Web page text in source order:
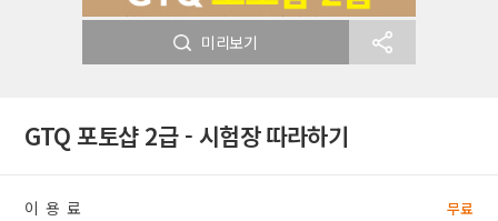
미리보기
GTQ 포토샵 2급 - 시험장 따라하기
이 용 료 무료